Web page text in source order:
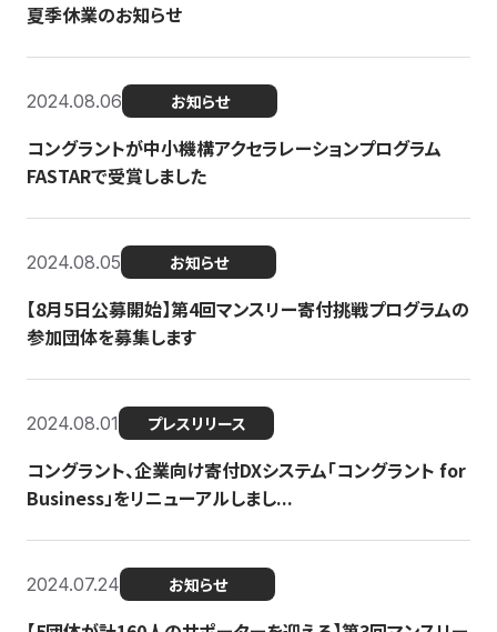
夏季休業のお知らせ
2024.08.06 お知らせ
コングラントが中小機構アクセラレーションプログラム
FASTARで受賞しました
2024.08.05 お知らせ
【8月5日公募開始】第4回マンスリー寄付挑戦プログラムの
参加団体を募集します
2024.08.01 プレスリリース
コングラント、企業向け寄付DXシステム「コングラント for
Business」をリニューアルしまし...
2024.07.24 お知らせ